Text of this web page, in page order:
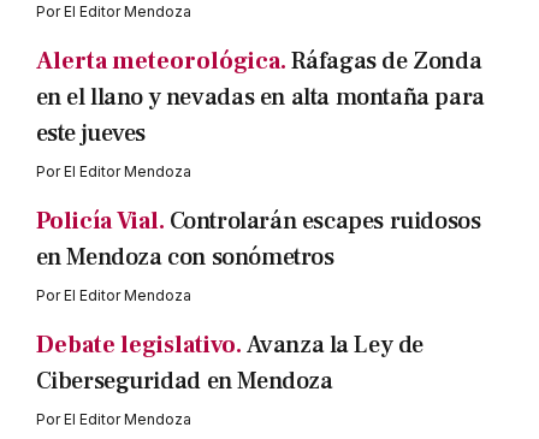
PorEl Editor Mendoza
Alerta meteorológica.Ráfagas de Zonda
en el llano y nevadas en alta montaña para
este jueves
PorEl Editor Mendoza
Policía Vial. Controlarán escapes ruidosos
en Mendoza con sonómetros
PorEl Editor Mendoza
Debate legislativo.Avanza la Ley de
Ciberseguridad en Mendoza
PorEl Editor Mendoza